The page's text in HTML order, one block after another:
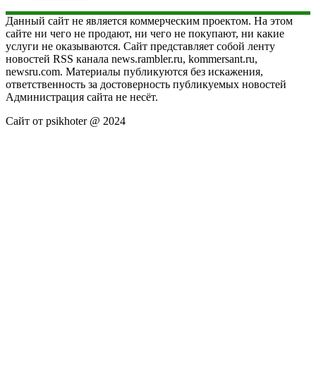
Данный сайт не является коммерческим проектом. На этом
сайте ни чего не продают, ни чего не покупают, ни какие
услуги не оказываются. Сайт представляет собой ленту
новостей RSS канала news.rambler.ru, kommersant.ru,
newsru.com. Материалы публикуются без искажения,
ответственность за достоверность публикуемых новостей
Администрация сайта не несёт.
Сайт от psikhoter @ 2024